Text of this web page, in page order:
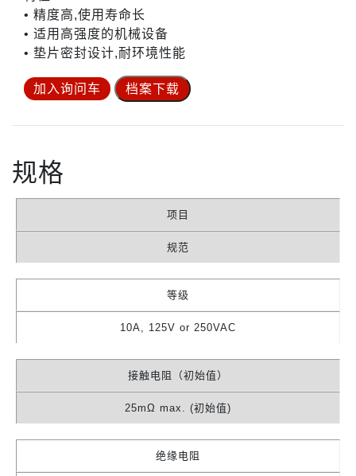
• 精度高,使用寿命长
• 适用高强度的机械设备
• 垫片密封设计,耐环境性能
加入询问车 档案下载
规格
项目
规范
等级
10A, 125V or 250VAC
接触电阻（初始值）
25mΩ max. (初始值)
绝缘电阻